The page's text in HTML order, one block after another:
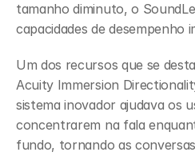
tamanho diminuto, o
capacidades de desempenho
Um dos recursos que se
Acuity Immersion
sistema inovador ajudava os
concentrarem na fala
fundo, tornando as